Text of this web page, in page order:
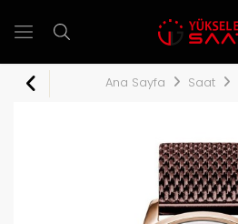
Ana Sayfa Saat